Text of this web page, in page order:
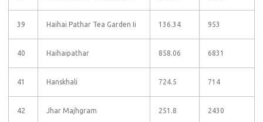
39 Haihai Pathar Tea Garden Ii 136.34 953
40 Haihaipathar 858.06 6831
41 Hanskhali 724.5 714
42 Jhar Majhgram 251.8 2430